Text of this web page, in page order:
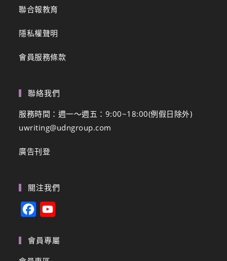
聯合報教育
隱私權聲明
會員服務條款
聯絡我們
服務時間：週一～週五：9:00~18:00(例假日除外)
uwriting@udngroup.com
廣告刊登
關注我們
c
e
u
會員專屬